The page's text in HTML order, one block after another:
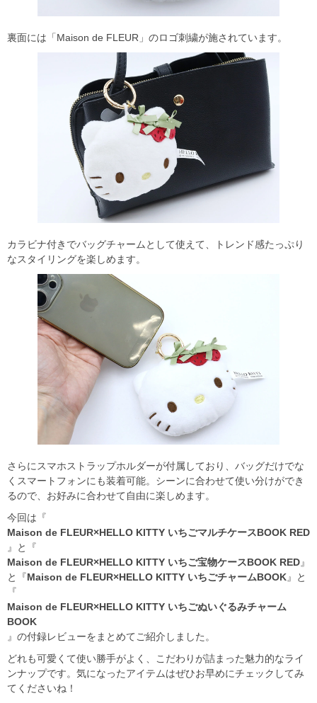
裏面には「Maison de FLEUR」のロゴ刺繍が施されています。
カラビナ付きでバッグチャームとして使えて、トレンド感たっぷり
なスタイリングを楽しめます。
さらにスマホストラップホルダーが付属しており、バッグだけでな
くスマートフォンにも装着可能。シーンに合わせて使い分けができ
るので、お好みに合わせて自由に楽しめます。
今回は『
Maison de FLEUR×HELLO KITTY いちごマルチケースBOOK RED
』と『
Maison de FLEUR×HELLO KITTY いちご宝物ケースBOOK RED』
と『Maison de FLEUR×HELLO KITTY いちごチャームBOOK』と
『
Maison de FLEUR×HELLO KITTY いちごぬいぐるみチャーム
BOOK
』の付録レビューをまとめてご紹介しました。
どれも可愛くて使い勝手がよく、こだわりが詰まった魅力的なライ
ンナップです。気になったアイテムはぜひお早めにチェックしてみ
てくださいね！